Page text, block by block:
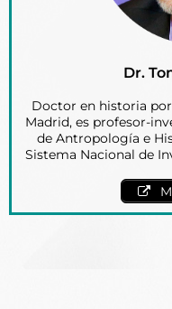
Dr.
Doctor en historia
Madrid, es profesor-
de Antropología e
Sistema Nacional de